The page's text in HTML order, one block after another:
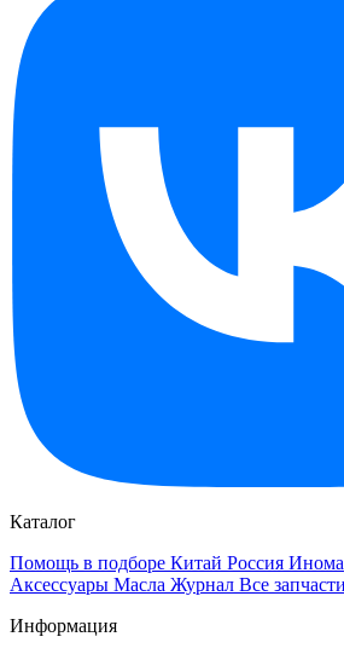
Каталог
Помощь в подборе Китай Россия
Аксессуары Масла Журнал Все запчасти
Информация